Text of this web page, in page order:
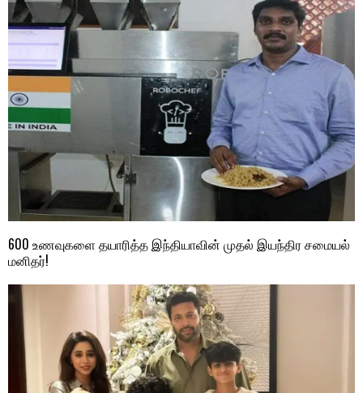
600 உணவுகளை தயாரித்த இந்தியாவின் முதல் இயந்திர சமையல்
மனிதர்!